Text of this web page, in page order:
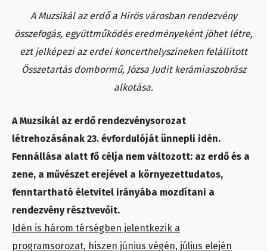
A Muzsikál az erdő a Hírös városban rendezvény
összefogás, együttműködés eredményeként jöhet létre,
ezt jelképezi az erdei koncerthelyszíneken felállított
Összetartás dombormű, Józsa Judit kerámiaszobrász
alkotása.
A Muzsikál az erdő rendezvénysorozat
létrehozásának 23. évfordulóját ünnepli idén.
Fennállása alatt fő célja nem változott: az erdő és a
zene, a művészet erejével a környezettudatos,
fenntartható életvitel irányába mozdítani a
rendezvény résztvevőit.
Idén is három térségben jelentkezik a
programsorozat, hiszen június végén, július elején